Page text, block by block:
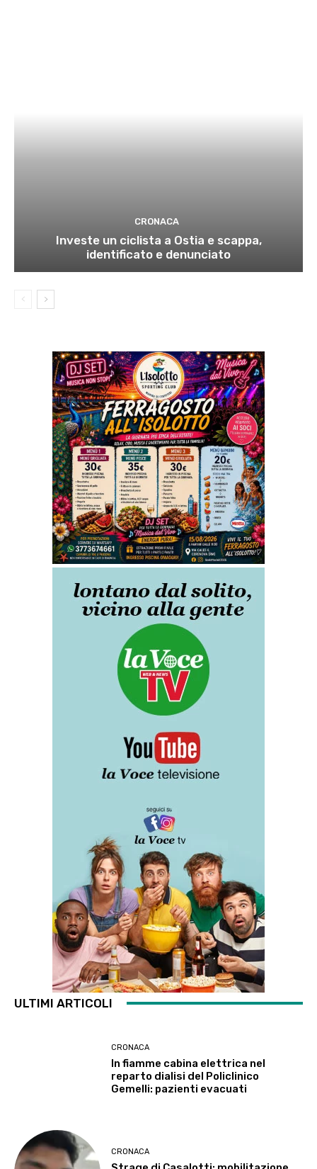
CRONACA
Investe un ciclista a Ostia e scappa,
identificato e denunciato
ULTIMI ARTICOLI
CRONACA
In fiamme cabina elettrica nel
reparto dialisi del Policlinico
Gemelli: pazienti evacuati
CRONACA